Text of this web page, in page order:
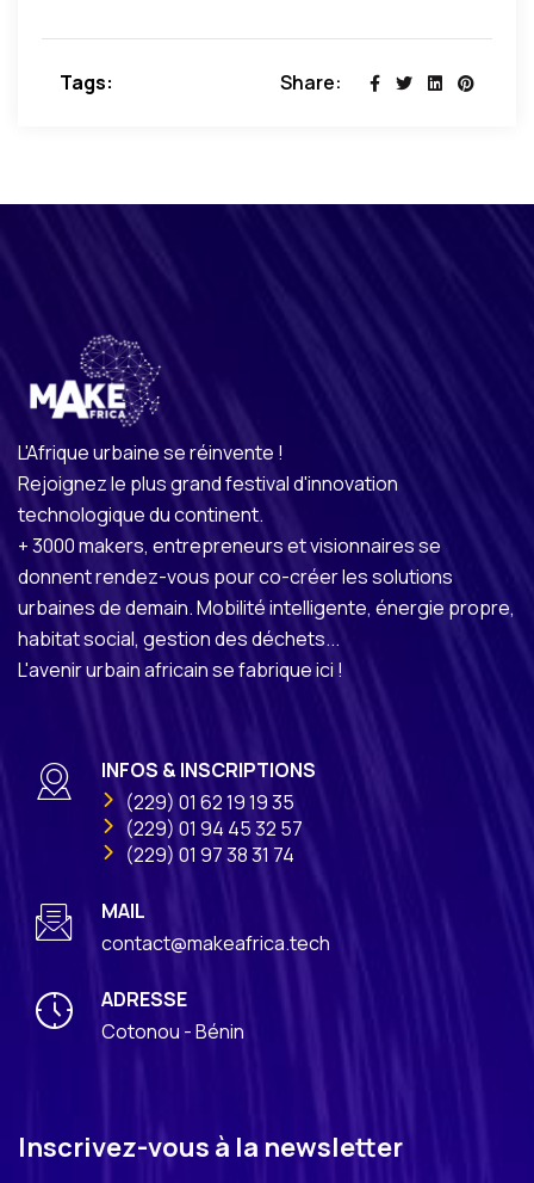
Tags: Share:
L'Afrique urbaine se réinvente !
Rejoignez le plus grand festival d'innovation
technologique du continent.
+ 3000 makers, entrepreneurs et visionnaires se
donnent rendez-vous pour co-créer les solutions
urbaines de demain. Mobilité intelligente, énergie propre,
habitat social, gestion des déchets...
L'avenir urbain africain se fabrique ici !
INFOS & INSCRIPTIONS
(229) 01 62 19 19 35
(229) 01 94 45 32 57
(229) 01 97 38 31 74
MAIL
contact@makeafrica.tech
ADRESSE
Cotonou - Bénin
Inscrivez-vous à la newsletter